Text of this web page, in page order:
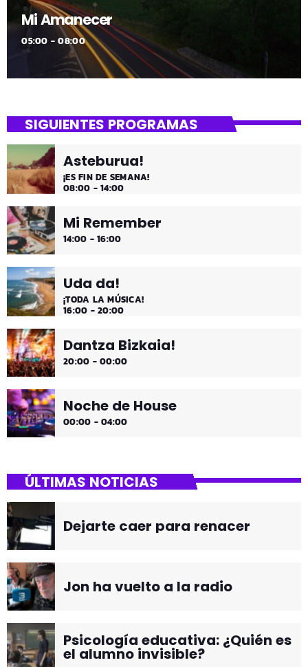
Mi Amanecer
05:00 - 08:00
SIGUIENTES PROGRAMAS
Asteburua!
¡ES FIN DE SEMANA!
08:00 - 14:00
Mi Remember
14:00 - 16:00
Uda da!
¡TODA LA MÚSICA!
16:00 - 20:00
Dantza Bizkaia!
20:00 - 00:00
Noche de House
00:00 - 04:00
ÚLTIMAS NOTICIAS
Dejarte caer para renacer
Jon ha vuelto a la radio
Psicología educativa: ¿Quién es
el alumno invisible?